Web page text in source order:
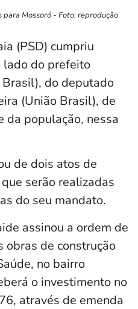
para Mossoró - Foto: reprodução
(PSD) cumpriu
lado do prefeito
do deputado
(União Brasil), de
da população, nessa
de dois atos de
serão realizadas
do seu mandato.
assinou a ordem de
obras de construção
no bairro
o investimento no
através de emenda